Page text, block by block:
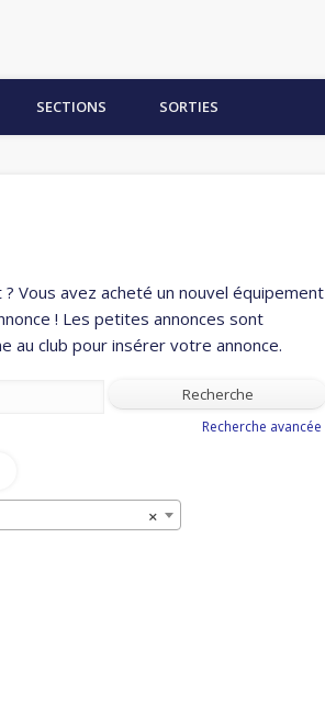
SECTIONS SORTIES
Vous avez acheté un nouvel équipement
! Les petites annonces sont
au club pour insérer votre annonce.
Recherche avancée
×